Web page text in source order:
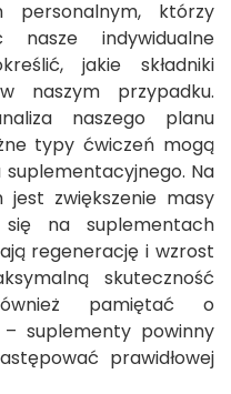
którzy
indywidualne
jakie składniki
naszym przypadku.
naszego planu
typy ćwiczeń mogą
Na
jest zwiększenie masy
na suplementach
regenerację i wzrost
skuteczność
pamiętać o
suplementy powinny
prawidłowej